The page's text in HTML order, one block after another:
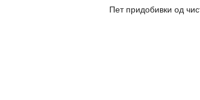
Пет придобивки од